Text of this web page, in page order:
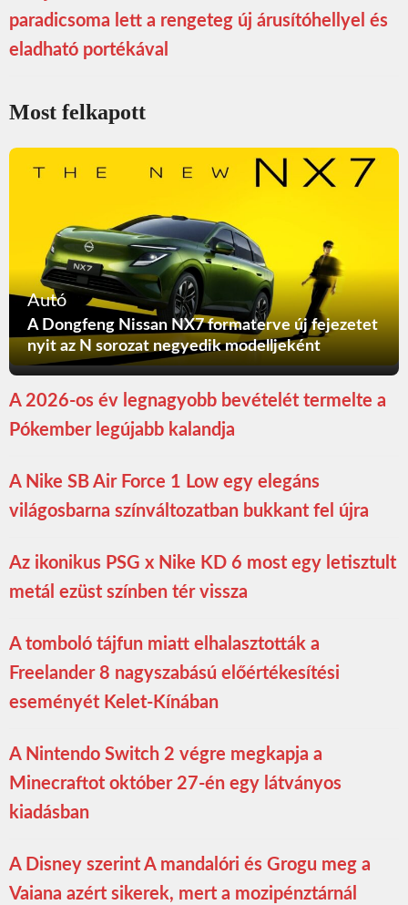
paradicsoma lett a rengeteg új árusítóhellyel és
eladható portékával
Most felkapott
Autó
A Dongfeng Nissan NX7 formaterve új fejezetet
nyit az N sorozat negyedik modelljeként
A 2026-os év legnagyobb bevételét termelte a
Pókember legújabb kalandja
A Nike SB Air Force 1 Low egy elegáns
világosbarna színváltozatban bukkant fel újra
Az ikonikus PSG x Nike KD 6 most egy letisztult
metál ezüst színben tér vissza
A tomboló tájfun miatt elhalasztották a
Freelander 8 nagyszabású előértékesítési
eseményét Kelet-Kínában
A Nintendo Switch 2 végre megkapja a
Minecraftot október 27-én egy látványos
kiadásban
A Disney szerint A mandalóri és Grogu meg a
Vaiana azért sikerek, mert a mozipénztárnál